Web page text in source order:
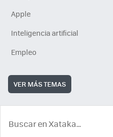
Apple
Inteligencia artificial
Empleo
VER MÁS TEMAS